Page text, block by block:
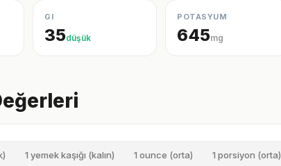
GI
35düşük
POTASYUM
645mg
1 yemek kaşığı (kalın) 1 ounce (orta) 1 porsiyon (orta)